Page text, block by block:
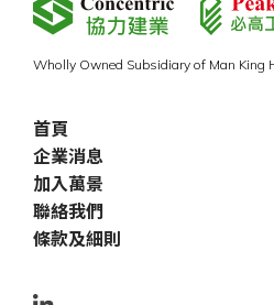
Wholly Owned Subsidiary of Man King
首頁
企業消息
加入萬景
聯絡我們
條款及細則